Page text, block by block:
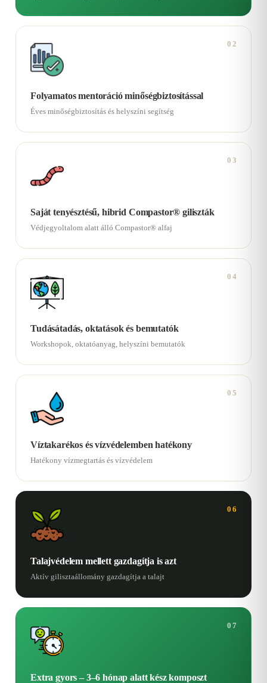
02
Folyamatos mentoráció minőségbiztosítással
Éves minőségbiztosítás és helyszíni segítség
03
Saját tenyésztésű, hibrid Compastor® giliszták
Védjegyoltalom alatt álló Compastor® alfaj
04
Tudásátadás, oktatások és bemutatók
Workshopok, oktatóanyag, helyszíni bemutatók
05
Víztakarékos és vízvédelemben hatékony
Hatékony vízmegtartás és vízvédelem
06
Talajvédelem mellett gazdagítja is azt
Aktív gilisztaállomány gazdagítja a talajt
07
Extra gyors – 3–6 hónap alatt kész komposzt